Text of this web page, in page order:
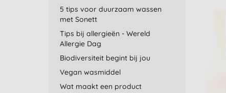
5 tips voor duurzaam wassen
met Sonett
Tips bij allergieën - Wereld
Allergie Dag
Biodiversiteit begint bij jou
Vegan wasmiddel
Wat maakt een product